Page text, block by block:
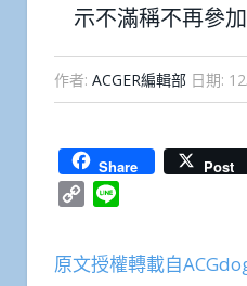
示不滿稱不再參
作者: ACGER編輯部 日期:
Share Post
Copy
原文授權轉載自